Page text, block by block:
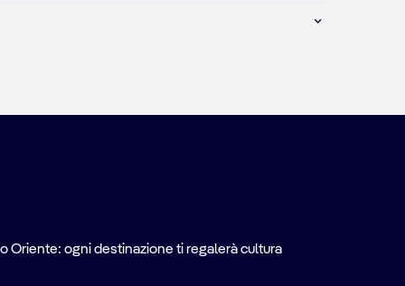
Oriente: ogni destinazione ti regalerà cultura